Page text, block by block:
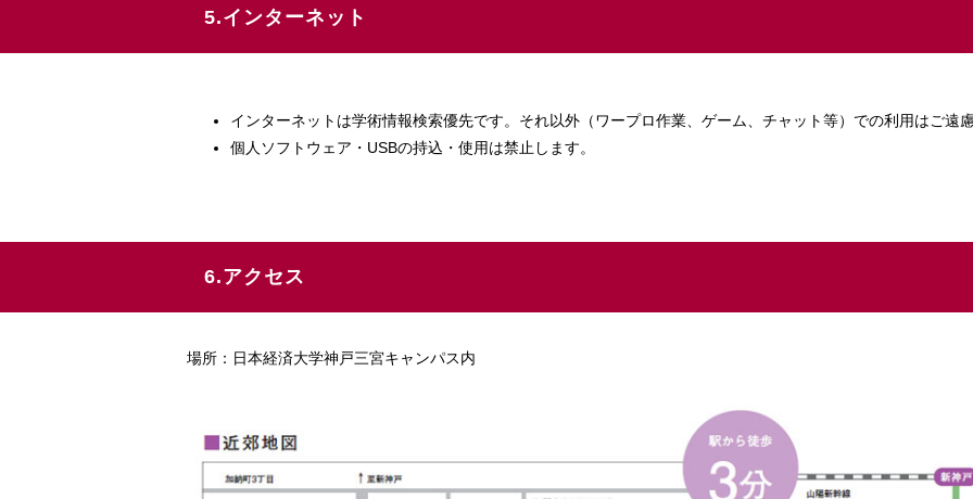
5.インターネット
インターネットは学術情報検索優先です。それ以外（ワープロ作業、ゲーム、チャット等）での利用はご遠慮
個人ソフトウェア・USBの持込・使用は禁止します。
6.アクセス
場所：日本経済大学神戸三宮キャンパス内